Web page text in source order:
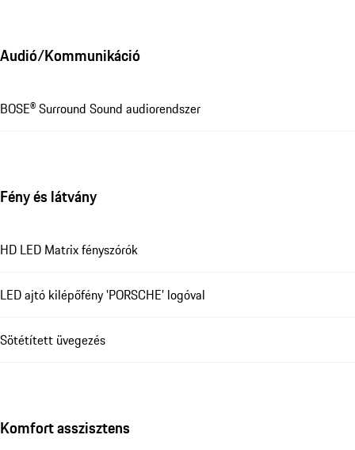
Audió/Kommunikáció
BOSE® Surround Sound audiorendszer
Fény és látvány
HD LED Matrix fényszórók
LED ajtó kilépőfény 'PORSCHE' logóval
Sötétített üvegezés
Komfort asszisztens